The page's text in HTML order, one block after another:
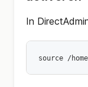
In
source /